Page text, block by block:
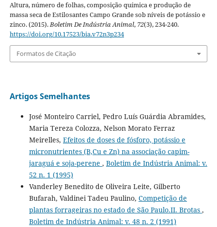
Altura, número de folhas, composição química e produção de
massa seca de Estilosantes Campo Grande sob níveis de potássio e
zinco. (2015).Boletim De Indústria Animal, 72(3), 234-240.
https://doi.org/10.17523/bia.v72n3p234
Formatos de Citação
Artigos Semelhantes
José Monteiro Carriel, Pedro Luís Guárdia Abramides,
Maria Tereza Colozza, Nelson Morato Ferraz
Meirelles, Efeitos de doses de fósforo, potássio e
micronutrientes (B,Cu e Zn) na associação capim-
jaraguá e soja-perene , Boletim de Indústria Animal: v.
52 n. 1 (1995)
Vanderley Benedito de Oliveira Leite, Gilberto
Bufarah, Valdinei Tadeu Paulino, Competição de
plantas forrageiras no estado de São Paulo.II. Brotas ,
Boletim de Indústria Animal: v. 48 n. 2 (1991)